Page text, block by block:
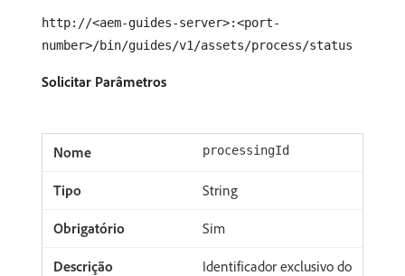
http://<aem-guides-server>:<port-
number>/bin/guides/v1/assets/process/status
Solicitar Parâmetros
processingId
String
Sim
Identificador exclusivo do